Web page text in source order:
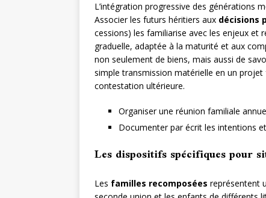
L’intégration progressive des générations
Associer les futurs héritiers aux décisions
cessions) les familiarise avec les enjeux et
graduelle, adaptée à la maturité et aux
non seulement de biens, mais aussi de
simple transmission matérielle en un
contestation ultérieure.
Organiser une réunion familiale
Documenter par écrit les intentions
Les dispositifs spécifiques pour
Les familles recomposées représentent